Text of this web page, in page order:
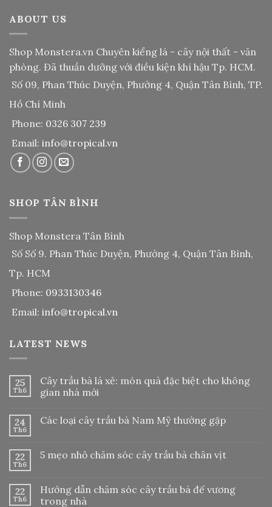
ABOUT US
Shop Monstera.vn Chuyên kiểng lá - cây nội thất - văn
phòng. Đã thuần dưỡng với điều kiện khí hậu Tp. HCM.
Số 09, Phan Thúc Duyện, Phường 4, Quận Tân Bình, TP.
Hồ Chí Minh
Phone: 0326 307 239
Email: info@tropical.vn
SHOP TÂN BÌNH
Shop Monstera Tân Bình
Số Số 9. Phan Thúc Duyện, Phường 4, Quận Tân Bình,
Tp. HCM
Phone: 0933130346
Email: info@tropical.vn
LATEST NEWS
25
Th6
Cây trầu bà lá xẻ: món quà đặc biệt cho không
gian nhà mới
24
Th6
Các loại cây trầu bà Nam Mỹ thường gặp
22
Th6
5 mẹo nhỏ chăm sóc cây trầu bà chân vịt
22
Th6
Hướng dẫn chăm sóc cây trầu bà đế vương
trong nhà